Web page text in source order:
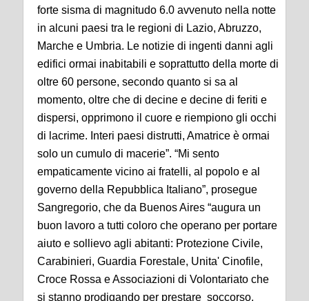
forte sisma di magnitudo 6.0 avvenuto nella notte
in alcuni paesi tra le regioni di Lazio, Abruzzo,
Marche e Umbria. Le notizie di ingenti danni agli
edifici ormai inabitabili e soprattutto della morte di
oltre 60 persone, secondo quanto si sa al
momento, oltre che di decine e decine di feriti e
dispersi, opprimono il cuore e riempiono gli occhi
di lacrime. Interi paesi distrutti, Amatrice è ormai
solo un cumulo di macerie”. “Mi sento
empaticamente vicino ai fratelli, al popolo e al
governo della Repubblica Italiano”, prosegue
Sangregorio, che da Buenos Aires “augura un
buon lavoro a tutti coloro che operano per portare
aiuto e sollievo agli abitanti: Protezione Civile,
Carabinieri, Guardia Forestale, Unita' Cinofile,
Croce Rossa e Associazioni di Volontariato che
si stanno prodigando per prestare soccorso.